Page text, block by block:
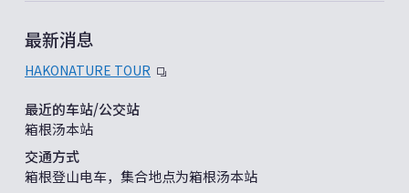
最新消息
HAKONATURE TOUR
最近的车站/公交站
箱根汤本站
交通方式
箱根登山电车，集合地点为箱根汤本站